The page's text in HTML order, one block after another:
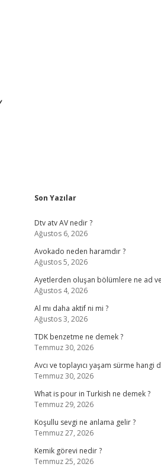
Sidebar
Son Yazılar
Dtv atv AV nedir ?
Ağustos 6, 2026
Avokado neden haramdır ?
Ağustos 5, 2026
Ayetlerden oluşan bölümlere ne ad
Ağustos 4, 2026
Al mı daha aktif ni mi ?
Ağustos 3, 2026
TDK benzetme ne demek ?
Temmuz 30, 2026
Avcı ve toplayıcı yaşam sürme hangi
Temmuz 30, 2026
What is pour in Turkish ne demek ?
Temmuz 29, 2026
Koşullu sevgi ne anlama gelir ?
Temmuz 27, 2026
Kemik görevi nedir ?
Temmuz 25, 2026